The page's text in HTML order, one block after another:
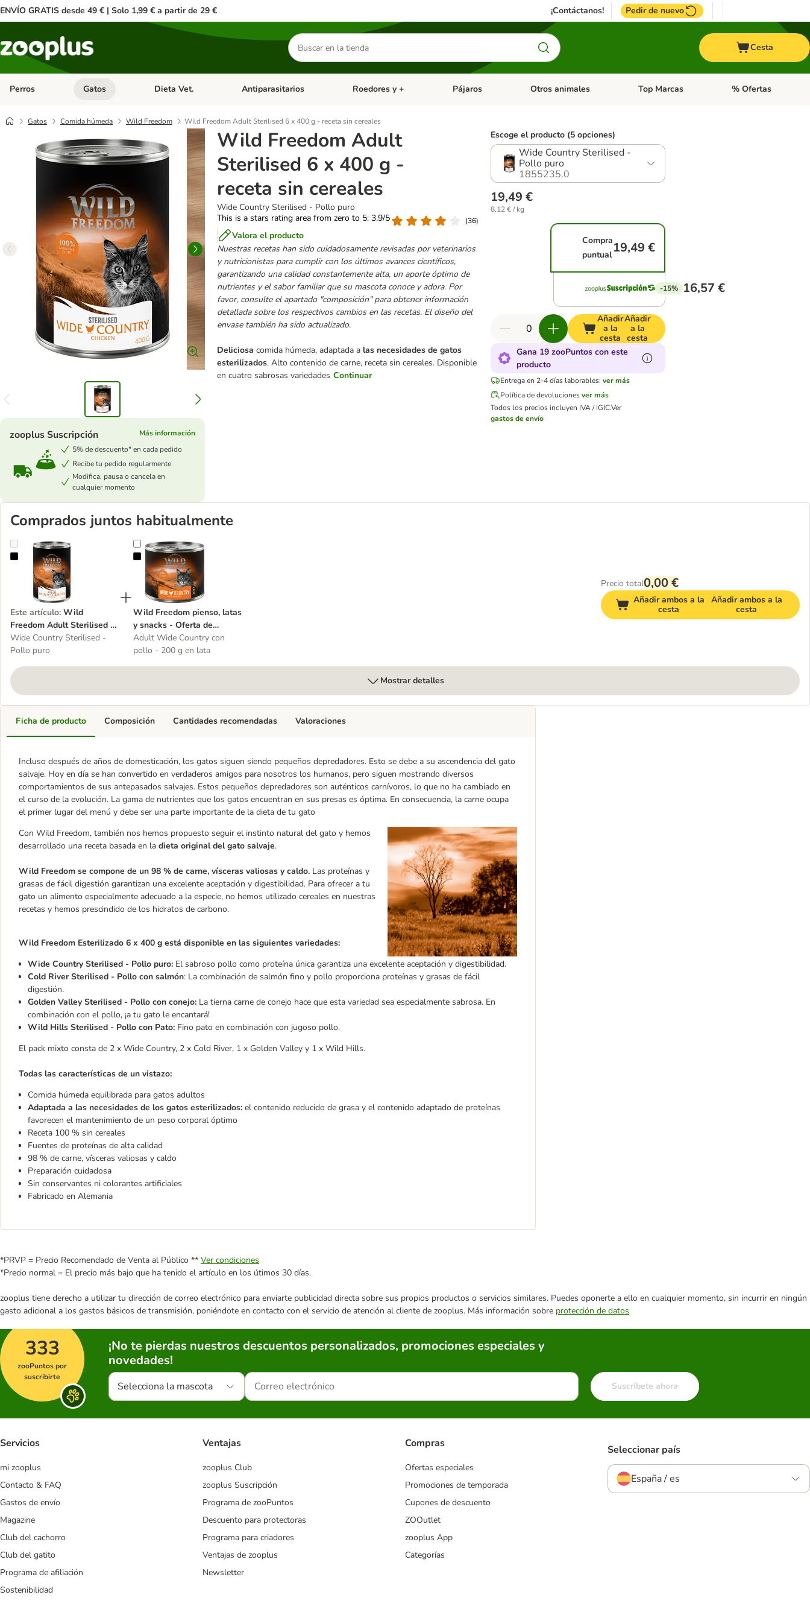
ENVÍO GRATIS desde 49 € | Solo 1,99 € a partir de 29 € ¡Contáctanos! Pedir de nuevo
Buscar
productos
Cesta
Perros Menú de categoria abierto: Perros
Gatos Menú de categoria abierto: Gatos
Dieta Vet. Menú de categoria abierto: Dieta Vet.
Antiparasitarios Menú de categoria abierto: Antiparasitarios
Roedores y + Menú de categoria abierto: Roedores y +
Pájaros Menú de categoria abierto: Pájaros
Otros animales Menú de categoria abierto: Otros animales
Top Marcas Menú de categoria
% Ofertas
Gatos Comida húmeda Wild Freedom Wild Freedom Adult Sterilised 6 x 400 g - receta sin cereales
Wild Freedom Adult
Sterilised 6 x 400 g -
receta sin cereales
Wide Country Sterilised - Pollo puro
This is a stars rating area from zero to 5: 3.9/5
(36)
Valora el producto
Nuestras recetas han sido cuidadosamente revisadas por veterinarios
y nutricionistas para cumplir con los últimos avances científicos,
garantizando una calidad constantemente alta, un aporte óptimo de
nutrientes y el sabor familiar que su mascota conoce y adora. Por
favor, consulte el apartado "composición" para obtener información
detallada sobre los respectivos cambios en las recetas. El diseño del
envase también ha sido actualizado.
Deliciosa comida húmeda, adaptada a las necesidades de gatos
esterilizados. Alto contenido de carne, receta sin cereales. Disponible
en cuatro sabrosas variedades Continuar
zooplus Suscripción
Más información
5% de descuento* en cada pedido
Recibe tu pedido regularmente
Modifica, pausa o cancela en
cualquier momento
Escoge el producto (5 opciones)
Wide Country Sterilised -
Pollo puro
1855235.0
19,49 €
8,12 € / kg
Compra
puntual 19,49 €
-15% 16,57 €
Añadir
a la
cesta
Añadir
a la
cesta
Gana 19 zooPuntos con este
producto
Entrega en 2-4 días laborables: ver más
Política de devolucionesver más
Todos los precios incluyen IVA / IGIC.Ver
gastos de envío
Comprados juntos habitualmente
Wild Freedom Adult Sterilised 6 x 400 g - receta sin cereales
Este artículo: Wild
Freedom Adult Sterilised 6
x 400 g - receta sin
cereales
Wide Country Sterilised -
Pollo puro
Wild Freedom pienso, latas y snacks - Oferta de prueba
Wild Freedom pienso, latas
y snacks - Oferta de
prueba
Adult Wide Country con
pollo - 200 g en lata
Precio total0,00 €
Añadir ambos a la
cesta
Añadir ambos a la
cesta
Mostrar detalles
Ficha de producto
Incluso después de años de domesticación, los gatos siguen siendo pequeños depredadores. Esto se debe a su ascendencia del gato
salvaje. Hoy en día se han convertido en verdaderos amigos para nosotros los humanos, pero siguen mostrando diversos
comportamientos de sus antepasados salvajes. Estos pequeños depredadores son auténticos carnívoros, lo que no ha cambiado en
el curso de la evolución. La gama de nutrientes que los gatos encuentran en sus presas es óptima. En consecuencia, la carne ocupa
el primer lugar del menú y debe ser una parte importante de la dieta de tu gato
Con Wild Freedom, también nos hemos propuesto seguir el instinto natural del gato y hemos
desarrollado una receta basada en la dieta original del gato salvaje.
Wild Freedom se compone de un 98 % de carne, vísceras valiosas y caldo. Las proteínas y
grasas de fácil digestión garantizan una excelente aceptación y digestibilidad. Para ofrecer a tu
gato un alimento especialmente adecuado a la especie, no hemos utilizado cereales en nuestras
recetas y hemos prescindido de los hidratos de carbono.
Wild Freedom Esterilizado 6 x 400 g está disponible en las siguientes variedades:
Wide Country Sterilised - Pollo puro: El sabroso pollo como proteína única garantiza una excelente aceptación y digestibilidad.
Cold River Sterilised - Pollo con salmón: La combinación de salmón fino y pollo proporciona proteínas y grasas de fácil
digestión.
Golden Valley Sterilised - Pollo con conejo: La tierna carne de conejo hace que esta variedad sea especialmente sabrosa. En
combinación con el pollo, ¡a tu gato le encantará!
Wild Hills Sterilised - Pollo con Pato: Fino pato en combinación con jugoso pollo.
El pack mixto consta de 2 x Wide Country, 2 x Cold River, 1 x Golden Valley y 1 x Wild Hills.
Todas las características de un vistazo:
Comida húmeda equilibrada para gatos adultos
Adaptada a las necesidades de los gatos esterilizados: el contenido reducido de grasa y el contenido adaptado de proteínas
favorecen el mantenimiento de un peso corporal óptimo
Receta 100 % sin cereales
Fuentes de proteínas de alta calidad
98 % de carne, vísceras valiosas y caldo
Preparación cuidadosa
Sin conservantes ni colorantes artificiales
Fabricado en Alemania
Composición Cantidades recomendadas Valoraciones
*PRVP = Precio Recomendado de Venta al Público ** Ver condiciones
*Precio normal = El precio más bajo que ha tenido el artículo en los útimos 30 días.
zooplus tiene derecho a utilizar tu dirección de correo electrónico para enviarte publicidad directa sobre sus propios productos o servicios similares. Puedes oponerte a ello en cualquier momento, sin incurrir en ningún
gasto adicional a los gastos básicos de transmisión, poniéndote en contacto con el servicio de atención al cliente de zooplus. Más información sobre protección de datos
333
zooPuntos por
suscribirte
¡No te pierdas nuestros descuentos personalizados, promociones especiales y
novedades!
Selecciona la mascota Suscríbete ahora
Servicios
mi zooplus
Contacto & FAQ
Gastos de envío
Magazine
Club del cachorro
Club del gatito
Programa de afiliación
Sostenibilidad
Ventajas
zooplus Club
zooplus Suscripción
Programa de zooPuntos
Descuento para protectoras
Programa para criadores
Ventajas de zooplus
Newsletter
Compras
Ofertas especiales
Promociones de temporada
Cupones de descuento
ZOOutlet
zooplus App
Categorías
Seleccionar país
España / es